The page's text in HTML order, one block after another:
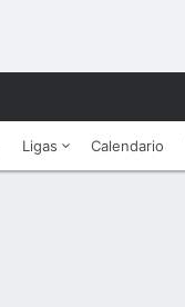
Ligas Calendario